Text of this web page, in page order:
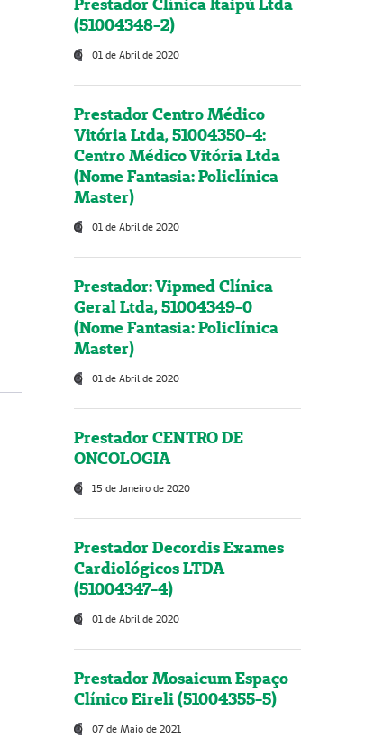
Prestador Clínica Itaipú Ltda
(51004348-2)
01 de Abril de 2020
Prestador Centro Médico
Vitória Ltda, 51004350-4:
Centro Médico Vitória Ltda
(Nome Fantasia: Policlínica
Master)
01 de Abril de 2020
Prestador: Vipmed Clínica
Geral Ltda, 51004349-0
(Nome Fantasia: Policlínica
Master)
01 de Abril de 2020
Prestador CENTRO DE
ONCOLOGIA
15 de Janeiro de 2020
Prestador Decordis Exames
Cardiológicos LTDA
(51004347-4)
01 de Abril de 2020
Prestador Mosaicum Espaço
Clínico Eireli (51004355-5)
07 de Maio de 2021